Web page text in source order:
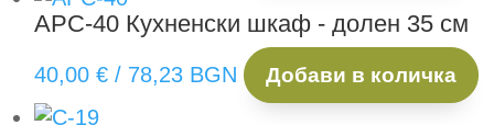
АРС-40 Кухненски шкаф - долен 35 см
40,00€ / 78,23 BGN Добави в количка